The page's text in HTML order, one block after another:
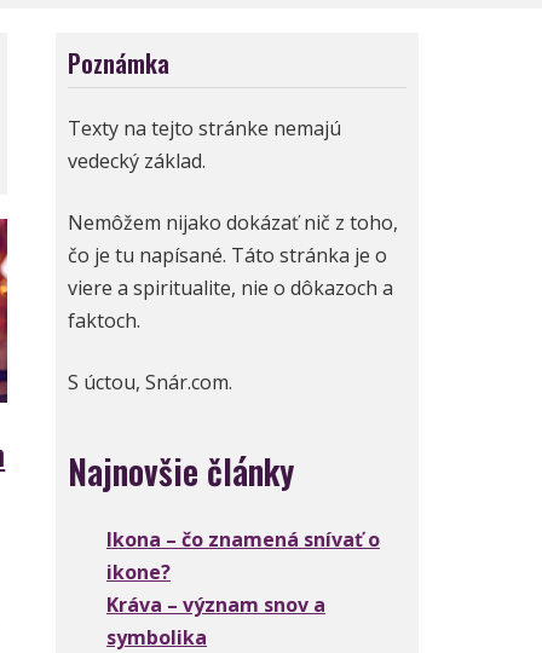
Poznámka
Texty na tejto stránke nemajú
vedecký základ.
Nemôžem nijako dokázať nič z toho,
čo je tu napísané. Táto stránka je o
viere a spiritualite, nie o dôkazoch a
faktoch.
S úctou, Snár.com.
Najnovšie články
Ikona – čo znamená snívať o
ikone?
Kráva – význam snov a
symbolika